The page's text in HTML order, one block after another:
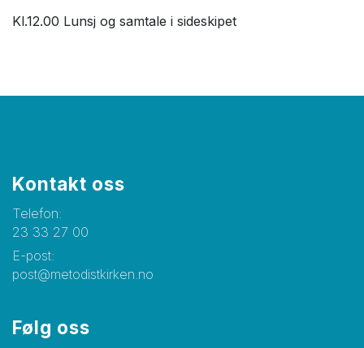
Kl.12.00 Lunsj og samtale i sideskipet
Kontakt oss
Telefon:
23 33 27 00
E-post:
post@metodistkirken.no
Følg oss